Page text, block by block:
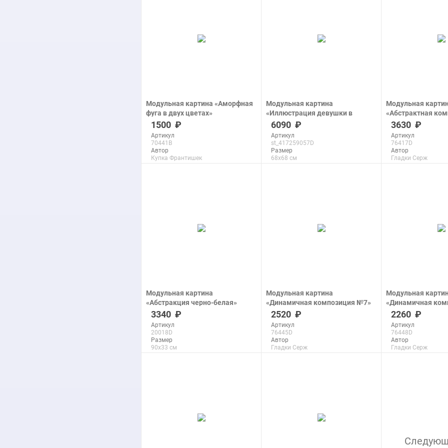
Модульная картина «Аморфная
фуга в двух цветах»
печать на холсте
1500
Артикул
70441B
Автор
Купка Франтишек
Модульная картина
«Иллюстрация девушки в
чёрной шляпе на чёрном фоне с
белыми полосами»
печать на холсте
6090
Артикул
st_417259057D
Размер
68x68 см
Модульная
«Абстрактная
теплых тонах»
печать на холсте
3630
Артикул
76417D
Автор
Гладки Серж
Модульная картина
«Абстракция черно-белая»
печать на холсте
3340
Артикул
20018D
Размер
90x33 см
Модульная картина
«Динамичная композиция №7»
печать на холсте
2520
Артикул
76445D
Автор
Гладки Серж
Модульная
«Динамичная
печать на холсте
2260
Артикул
76448D
Автор
Гладки Серж